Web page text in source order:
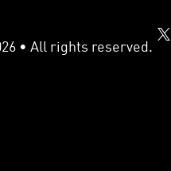
• All rights reserved.